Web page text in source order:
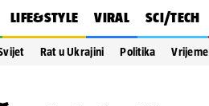
LIFE&STYLE VIRAL SCI/TECH
Rat u Ukrajini Politika Vrijeme